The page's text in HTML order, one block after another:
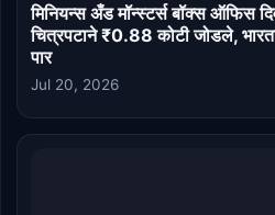
मिनियन्स अँड मॉन्स्टर्स बॉक्स
चित्रपटाने ₹0.88 कोटी जोडले,
पार
Jul 20, 2026